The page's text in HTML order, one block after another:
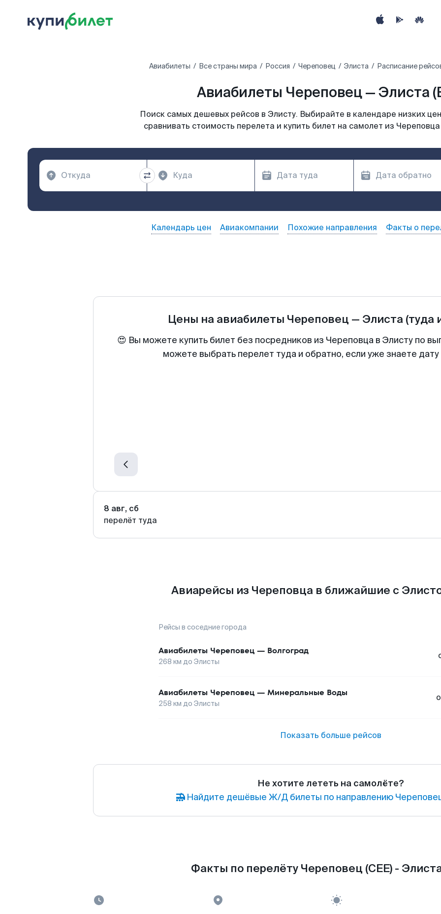
Авиабилеты Все страны мира Россия Череповец Элиста Расписание
Авиабилеты Череповец — Элиста
Поиск самых дешевых рейсов в Элисту. Выбирайте в календаре низких
сравнивать стоимость перелета и купить билет на самолет из
Календарь цен Авиакомпании Похожие направления Факты о
Цены на авиабилеты Череповец — Элиста (туда
😍 Вы можете купить билет без посредников из Череповца в Элисту по
можете выбрать перелет туда и обратно, если уже знаете
8 авг, сб
перелёт туда
Авиарейсы из Череповца в ближайшие с
Рейсы в соседние города
Авиабилеты Череповец — Волгоград
268 км до Элисты
Авиабилеты Череповец — Минеральные Воды
258 км до Элисты
Показать больше рейсов
Не хотите лететь на самолёте?
Найдите дешёвые Ж/Д билеты по направлению
Факты по перелёту Череповец (CEE) -